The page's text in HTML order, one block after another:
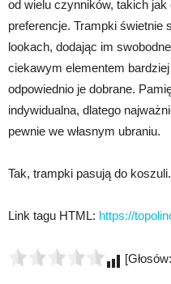
od wielu czynników, takich
preferencje. Trampki świetnie
lookach, dodając im
ciekawym elementem
odpowiednio je dobrane.
indywidualna, dlatego
pewnie we własnym ubraniu.
Tak, trampki pasują do koszuli.
Link tagu HTML: https://